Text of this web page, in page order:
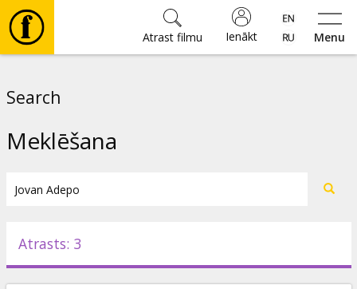
Menu
Ienākt
Atrast filmu
Pasākumi
Search
Meklēšana
Atrasts: 3